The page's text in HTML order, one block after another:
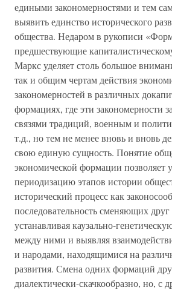
едиными закономерностями и тем
выявить единство исторического
общества. Недаром в рукописи
предшествующие
Маркс уделяет столь большое
так и общим чертам действия
закономерностей в различных
формациях, где эти закономерности
связями традиций, военным и
т.д., но тем не менее вновь и вновь
свою единую сущность. Понятие
экономической формации позволяет
периодизацию этапов истории
исторический процесс как
последовательность сменяющих друг
устанавливая каузально-
между ними и выявляя
и народами, находящимися на
развития. Смена одних формаций
диалектически-скачкообразно, но, с